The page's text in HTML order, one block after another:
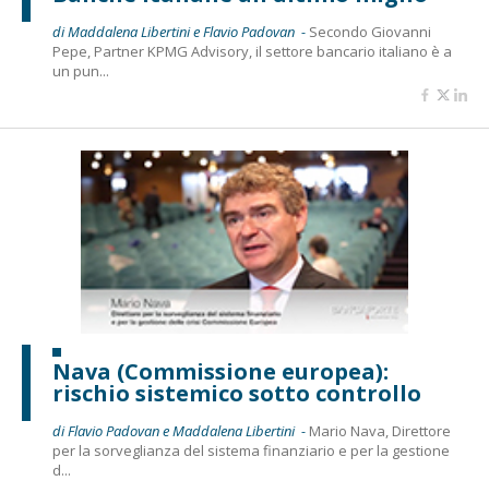
di Maddalena Libertini e Flavio Padovan - Secondo Giovanni
Pepe, Partner KPMG Advisory, il settore bancario italiano è a
un pun...
Nava (Commissione europea):
rischio sistemico sotto controllo
di Flavio Padovan e Maddalena Libertini - Mario Nava, Direttore
per la sorveglianza del sistema finanziario e per la gestione
d...